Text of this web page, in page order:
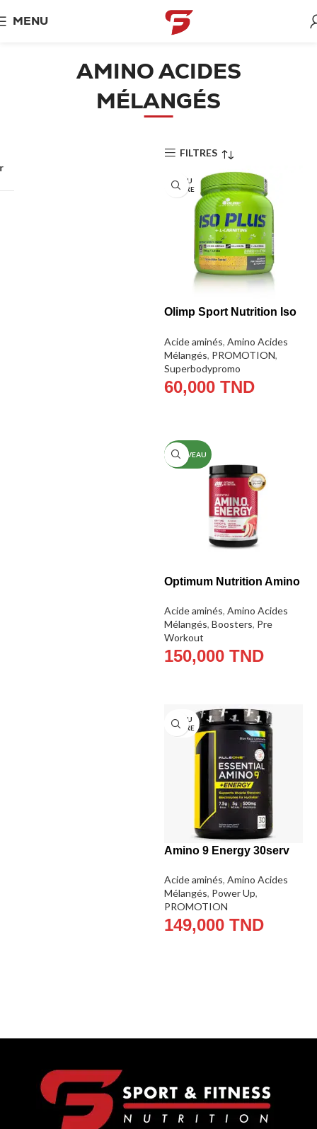
MENU
AMINO ACIDES
MÉLANGÉS
FILTRES
EN RU
PTURE
Olimp Sport Nutrition Iso
Acide aminés, Amino Acides
Mélangés, PROMOTION,
Superbodypromo
60,000 TND
NOUVEAU
Optimum Nutrition Amino
Acide aminés, Amino Acides
Mélangés, Boosters, Pre
Workout
150,000 TND
EN RU
PTURE
Amino 9 Energy 30serv
Acide aminés, Amino Acides
Mélangés, Power Up,
PROMOTION
149,000 TND